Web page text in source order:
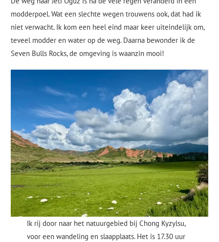
modderpoel. Wat een slechte wegen trouwens ook, dat had ik
niet verwacht. Ik kom een heel eind maar keer uiteindelijk om,
teveel modder en water op de weg. Daarna bewonder ik de
Seven Bulls Rocks, de omgeving is waanzin mooi!
Ik rij door naar het natuurgebied bij Chong Kyzylsu,
voor een wandeling en slaapplaats. Het is 17.30 uur